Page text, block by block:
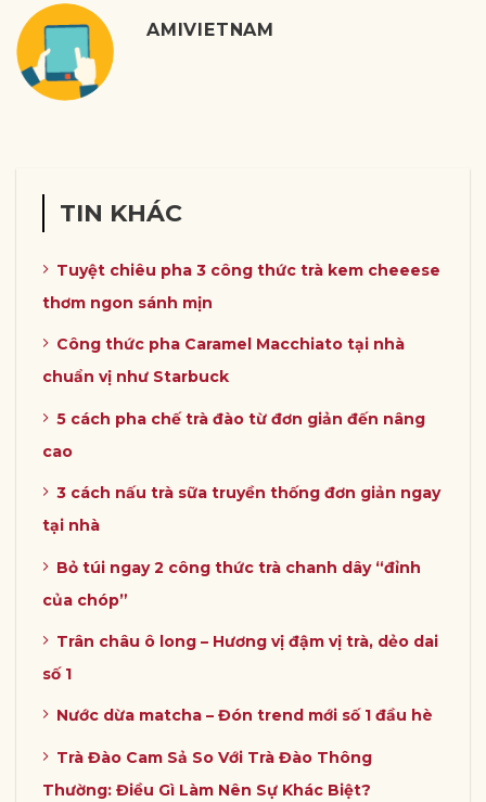
AMIVIETNAM
TIN KHÁC
Tuyệt chiêu pha 3 công thức trà kem cheeese
thơm ngon sánh mịn
Công thức pha Caramel Macchiato tại nhà
chuẩn vị như Starbuck
5 cách pha chế trà đào từ đơn giản đến nâng
cao
3 cách nấu trà sữa truyền thống đơn giản ngay
tại nhà
Bỏ túi ngay 2 công thức trà chanh dây “đỉnh
của chóp”
Trân châu ô long – Hương vị đậm vị trà, dẻo dai
số 1
Nước dừa matcha – Đón trend mới số 1 đầu hè
Trà Đào Cam Sả So Với Trà Đào Thông
Thường: Điều Gì Làm Nên Sự Khác Biệt?